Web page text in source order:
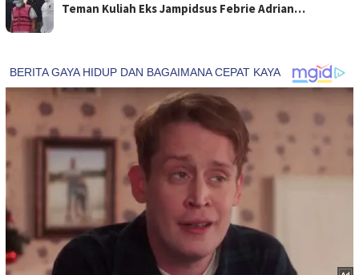
Teman Kuliah Eks Jampidsus Febrie Adrian…